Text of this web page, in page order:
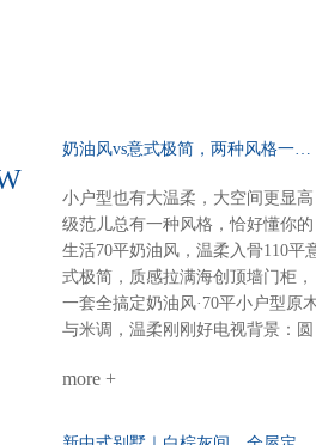
小户型也有大温柔，大空间更显高
级范儿总有一种风格，恰好懂你的
生活70平奶油风，温柔入骨110平
式极简，质感拉满海创顶墙门柜，
一套全搞定奶油风·70平小户型原
与米调，温柔刚刚好电视背景：圆
虽小却全，定制柜配套温馨精致整
适感意式极简·110平大户型高级不
more +